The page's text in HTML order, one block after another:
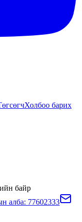
Холбоо барих
байр
алба: 77602333